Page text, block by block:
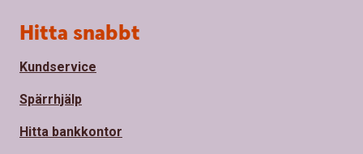
Sidfot
Hitta snabbt
Kundservice
Spärrhjälp
Hitta bankkontor